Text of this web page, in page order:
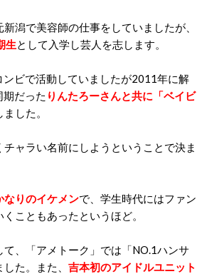
潟で美容師の仕事をしていましたが、
生として入学し芸人を志します。
ビで活動していましたが2011年に解
期だった りんたろーさんと共に「ベイビ
ました。
ャラい名前にしようということで決ま
なりのイケメンで、学生時代にはファン
こともあったというほど。
て、「アメトーク」では「NO.1ハンサ
た。また、 吉本初のアイドルユニット